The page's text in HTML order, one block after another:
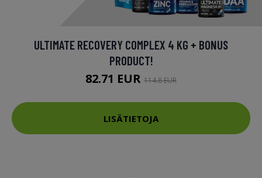
ULTIMATE RECOVERY COMPLEX 4 KG + BONUS
PRODUCT!
82.71 EUR 114.8 EUR
LISÄTIETOJA